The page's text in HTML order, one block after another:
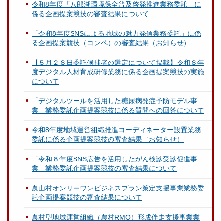
令和8年度「八郎湖環境保全普及啓発推進業務委託」に
係る企画提案競技の審査結果について
「令和8年度SNSによる地域の魅力発信業務委託」に係
る企画提案競技（コンペ）の審査結果（お知らせ）
【５月２８日委託候補者の選定について掲載】令和８年
度デジタル人材育成研修業務に係る企画提案競技の実施
について
「デジタルツールを活用した糖尿病発症予防モデル事
業」業務委託企画提案競技に係る質問への回答について
令和8年度地域運営組織推進コーディネーター設置業務
委託に係る企画提案競技の審査結果（お知らせ）
「令和８年度SNS広告を活用したがん検診受診促進事
業」業務委託企画提案競技の審査結果について
農山村オンリーワンビジネスプラン策定支援事業業務委
託企画提案競技の審査結果について
農村型地域運営組織（農村RMO）形成伴走支援事業業